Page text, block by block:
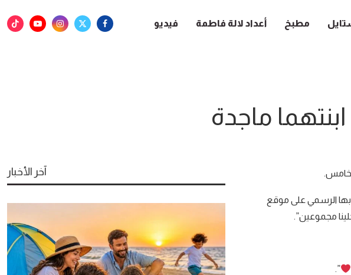
مطبخ أعداد لالة فاطمة فيديو
ماجدة
الرسمي على موقع
مجموعين”.
”.
آخر الأخبار